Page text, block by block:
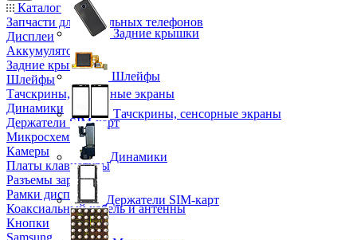
Каталог
Запчасти для мобильных телефонов
Дисплеи
Аккумуляторы
Задние крышки
Шлейфы
Тачскрины, сенсорные экраны
Динамики
Держатели SIM-карт
Микросхемы
Камеры
Платы клавиатуры
Разъемы зарядки
Рамки дисплея
Коаксиальный кабель и антенны
Кнопки
Samsung
Задние крышки
Шлейфы
Тачскрины, сенсорные экраны
Динамики
Держатели SIM-карт